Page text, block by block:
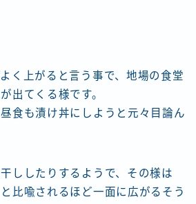
く上がると言う事で、地場の食堂
出てくる様です。
食も漬け丼にしようと元々目論ん
ししたりするようで、その様は
比喩されるほど一面に広がるそう